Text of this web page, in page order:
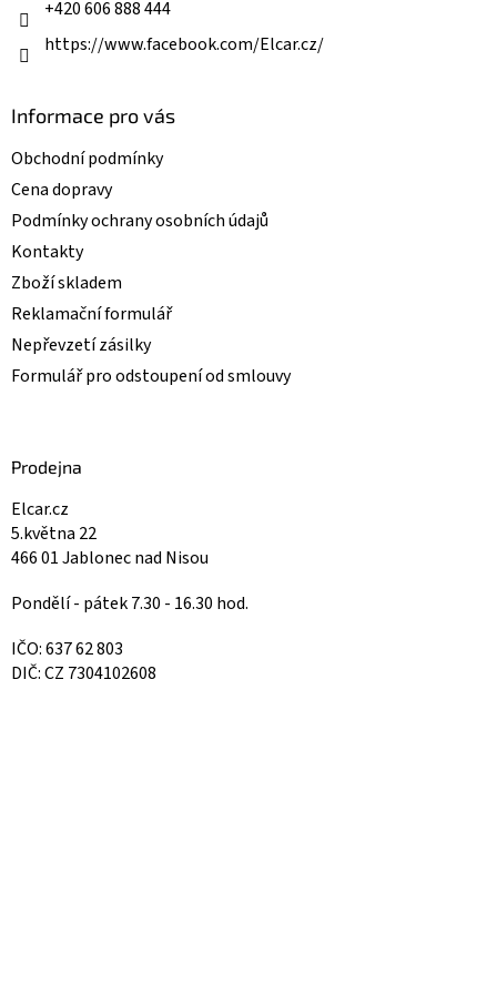
+420 606 888 444
https://www.facebook.com/Elcar.cz/
Informace pro vás
Obchodní podmínky
Cena dopravy
Podmínky ochrany osobních údajů
Kontakty
Zboží skladem
Reklamační formulář
Nepřevzetí zásilky
Formulář pro odstoupení od smlouvy
Prodejna
Elcar.cz
5.května 22
466 01 Jablonec nad Nisou
Pondělí - pátek 7.30 - 16.30 hod.
IČO: 637 62 803
DIČ: CZ 7304102608